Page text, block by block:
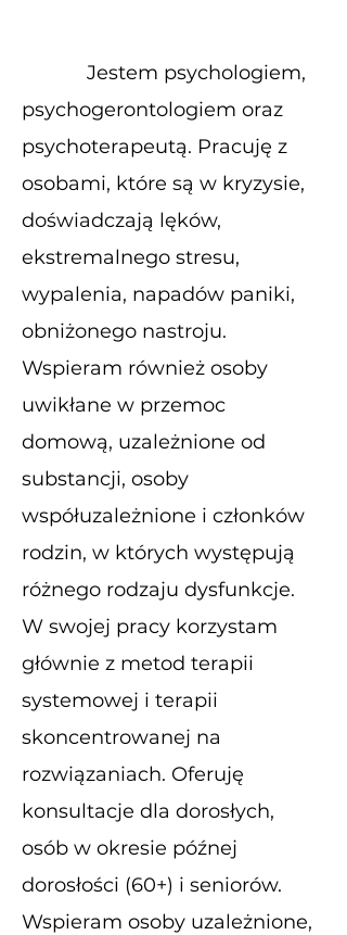
Jestem psychologiem,
psychogerontologiem oraz
psychoterapeutą. Pracuję z
osobami, które są w kryzysie,
doświadczają lęków,
ekstremalnego stresu,
wypalenia, napadów paniki,
obniżonego nastroju.
Wspieram również osoby
uwikłane w przemoc
domową, uzależnione od
substancji, osoby
współuzależnione i członków
rodzin, w których występują
różnego rodzaju dysfunkcje.
W swojej pracy korzystam
głównie z metod terapii
systemowej i terapii
skoncentrowanej na
rozwiązaniach. Oferuję
konsultacje dla dorosłych,
osób w okresie późnej
dorosłości (60+) i seniorów.
Wspieram osoby uzależnione,